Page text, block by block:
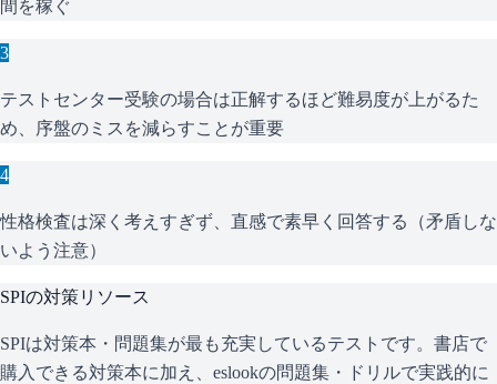
間を稼ぐ
3
テストセンター受験の場合は正解するほど難易度が上がるた
め、序盤のミスを減らすことが重要
4
性格検査は深く考えすぎず、直感で素早く回答する（矛盾しな
いよう注意）
SPIの対策リソース
SPIは対策本・問題集が最も充実しているテストです。書店で
購入できる対策本に加え、eslookの問題集・ドリルで実践的に